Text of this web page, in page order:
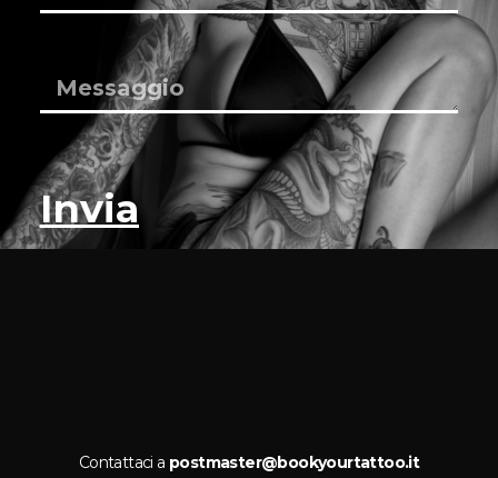
Invia
Contattaci a postmaster@bookyourtattoo.it